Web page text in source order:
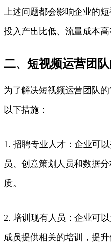
上述问题都会影响企业的
投入产出比低、流量成本高
二、短视频运营团
为了解决短视频运营团队
以下措施：
1. 招聘专业人才：企业可
员、创意策划人员和数据
质。
2. 培训现有人员：企业可
成员提供相关的培训，提